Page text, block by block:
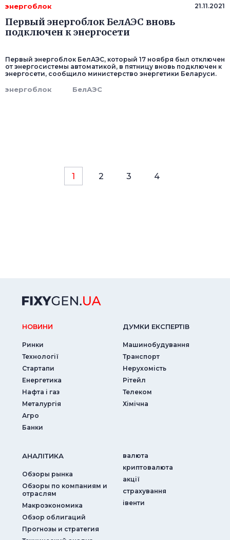
энергоблок 21.11.2021
Первый энергоблок БелАЭС вновь
подключен к энергосети
Первый энергоблок БелАЭС, который 17 ноября был отключен
от энергосистемы автоматикой, в пятницу вновь подключен к
энергосети, сообщило министерство энергетики Беларуси.
энергоблок БелАЭС
1 2 3 4
НОВИНИ
Ринки
Технології
Стартапи
Енергетика
Нафта і газ
Металургія
Агро
Банки
ДУМКИ ЕКСПЕРТIВ
Машинобудування
Транспорт
Нерухомість
Рітейл
Телеком
Хімічна
АНАЛIТИКА
Обзоры рынка
Обзоры по компаниям и
отраслям
Макроэкономика
Обзор облигаций
Прогнозы и стратегия
валюта
криптовалюта
акції
страхування
iвенти